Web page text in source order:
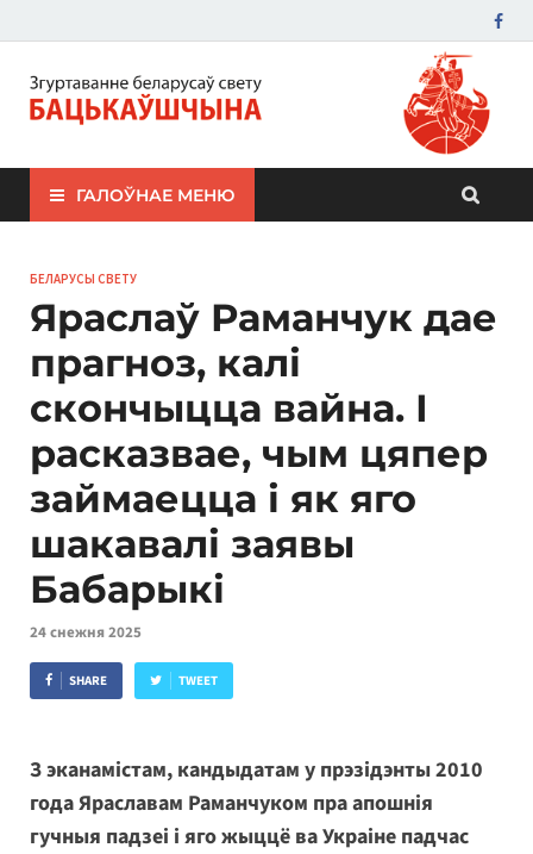
ЗБС "Бацькаўшчына"
ГАЛОЎНАЕ МЕНЮ
БЕЛАРУСЫ СВЕТУ
Яраслаў Раманчук дае
прагноз, калі
скончыцца вайна. І
расказвае, чым цяпер
займаецца і як яго
шакавалі заявы
Бабарыкі
24 снежня 2025
SHARE TWEET
З эканамістам, кандыдатам у прэзідэнты 2010
года Яраславам Раманчуком пра апошнія
гучныя падзеі і яго жыццё ва Украіне падчас